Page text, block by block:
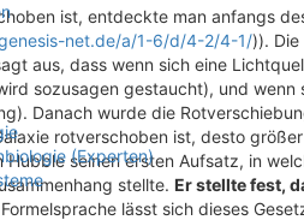
(Experten)
ist, entdeckte man anfangs
net.de/a/1-6/d/4-2/4-1/)).
aus, dass wenn sich eine
sozusagen gestaucht), und
Danach wurde die
rotverschoben ist, desto
seinen ersten Aufsatz, in
stellte. Er stellte fest,
lässt sich dieses